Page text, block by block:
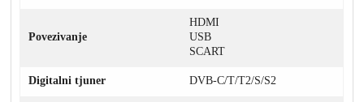
Povezivanje
HDMI
USB
SCART
Digitalni tjuner DVB-C/T/T2/S/S2